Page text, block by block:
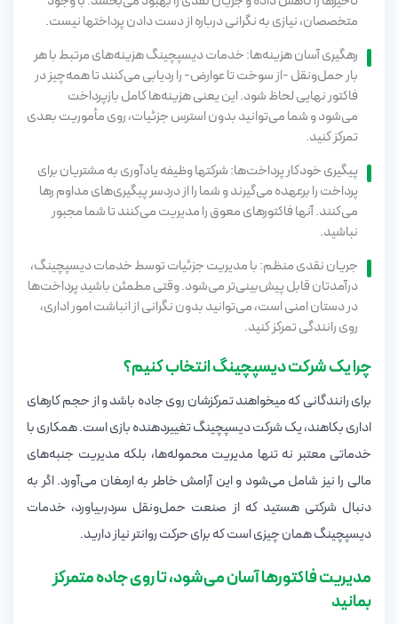
متخصصان، نیازی به نگرانی درباره از دست دادن پرداختها نیست.
رهگیری آسان هزینه‌ها: خدمات دیسپچینگ هزینه‌های مرتبط با هر
بار حمل‌ونقل -از سوخت تا عوارض- را ردیابی می‌کنند تا همه‌چیز در
فاکتور نهایی لحاظ شود. این یعنی هزینه‌ها کامل بازپرداخت
می‌شود و شما می‌توانید بدون استرس جزئیات، روی مأموریت بعدی
تمرکز کنید.
پیگیری خودکار پرداخت‌ها: شرکتها وظیفه یادآوری به مشتریان برای
پرداخت را برعهده می‌گیرند و شما را از دردسر پیگیری‌های مداوم رها
می‌کنند. آنها فاکتورهای معوق را مدیریت می‌کنند تا شما مجبور
نباشید.
جریان نقدی منظم: با مدیریت جزئیات توسط خدمات دیسپچینگ،
درآمدتان قابل پیش‌بینی‌تر می‌شود. وقتی مطمئن باشید پرداخت‌ها
در دستان امنی است، می‌توانید بدون نگرانی از انباشت امور اداری،
روی رانندگی تمرکز کنید.
چرا یک شرکت دیسپچینگ انتخاب کنیم؟
برای رانندگانی که میخواهند تمرکزشان روی جاده باشد و از حجم کارهای
اداری بکاهند، یک شرکت دیسپچینگ تغییردهنده بازی است. همکاری با
خدماتی معتبر نه تنها مدیریت محموله‌ها، بلکه مدیریت جنبه‌های
مالی را نیز شامل می‌شود و این آرامش خاطر به ارمغان می‌آورد. اگر به
دنبال شرکتی هستید که از صنعت حمل‌ونقل سردربیاورد، خدمات
دیسپچینگ همان چیزی است که برای حرکت روانتر نیاز دارید.
مدیریت فاکتورها آسان می‌شود، تا روی جاده متمرکز
بمانید